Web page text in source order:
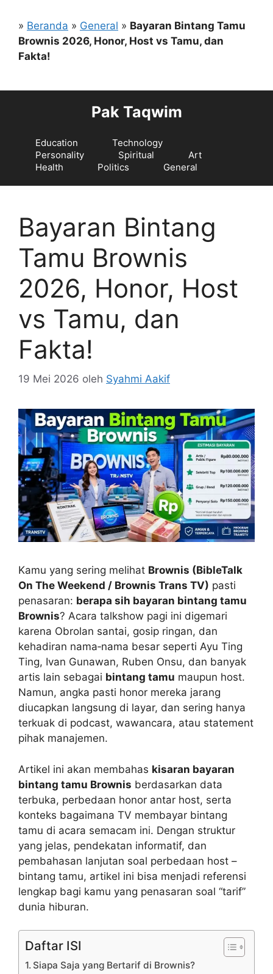
» Beranda » General » Bayaran Bintang Tamu
Brownis 2026, Honor, Host vs Tamu, dan
Fakta!
Pak Taqwim
Education
Technology
Personality
Spiritual
Art
Health
Politics General
Bayaran Bintang
Tamu Brownis
2026, Honor, Host
vs Tamu, dan
Fakta!
19 Mei 2026 oleh Syahmi Aakif
Kamu yang sering melihat Brownis (BibleTalk
On The Weekend / Brownis Trans TV) pasti
penasaran: berapa sih bayaran bintang tamu
Brownis? Acara talkshow pagi ini digemari
karena Obrolan santai, gosip ringan, dan
kehadiran nama‑nama besar seperti Ayu Ting
Ting, Ivan Gunawan, Ruben Onsu, dan banyak
artis lain sebagai bintang tamu maupun host.
Namun, angka pasti honor mereka jarang
diucapkan langsung di layar, dan sering hanya
terkuak di podcast, wawancara, atau statement
pihak manajemen.
Artikel ini akan membahas kisaran bayaran
bintang tamu Brownis berdasarkan data
terbuka, perbedaan honor antar host, serta
konteks bagaimana TV membayar bintang
tamu di acara semacam ini. Dengan struktur
yang jelas, pendekatan informatif, dan
pembahasan lanjutan soal perbedaan host –
bintang tamu, artikel ini bisa menjadi referensi
lengkap bagi kamu yang penasaran soal “tarif”
dunia hiburan.
Daftar ISI
Siapa Saja yang Bertarif di Brownis?